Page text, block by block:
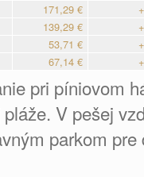
171,29 €
139,29 €
53,71 €
67,14 €
pri píniovom
V pešej
parkom pre